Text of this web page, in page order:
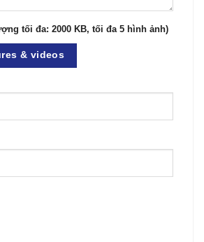
tối đa: 2000 KB, tối đa 5 hình ảnh)
& videos